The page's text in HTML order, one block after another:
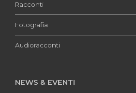
Racconti
Fotografia
Audioracconti
NEWS & EVENTI